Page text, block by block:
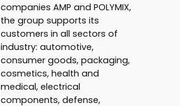
companies AMP and POLYMIX,
the group supports its
customers in all sectors of
industry: automotive,
consumer goods, packaging,
cosmetics, health and
medical, electrical
components, defense,